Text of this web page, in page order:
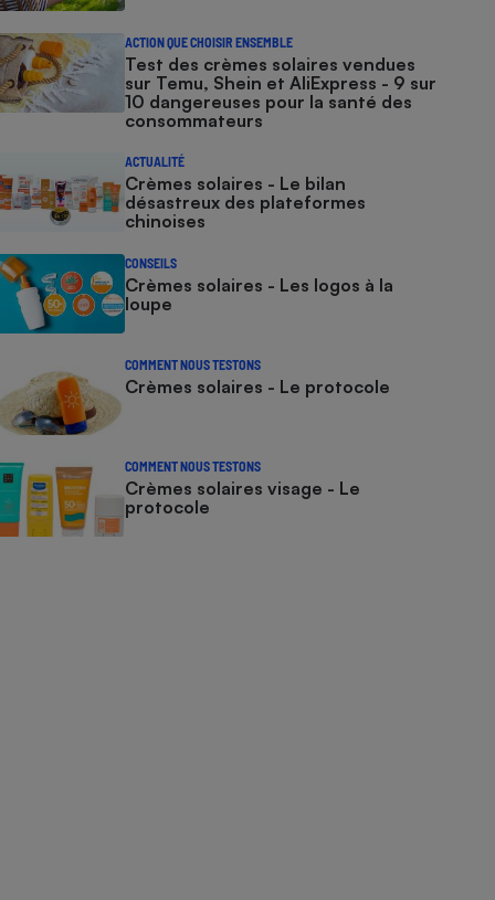
ACTION QUE CHOISIR ENSEMBLE
Test des crèmes solaires vendues
sur Temu, Shein et AliExpress - 9 sur
10 dangereuses pour la santé des
consommateurs
ACTUALITÉ
Crèmes solaires - Le bilan
désastreux des plateformes
chinoises
CONSEILS
Crèmes solaires - Les logos à la
loupe
COMMENT NOUS TESTONS
Crèmes solaires - Le protocole
COMMENT NOUS TESTONS
Crèmes solaires visage - Le
protocole